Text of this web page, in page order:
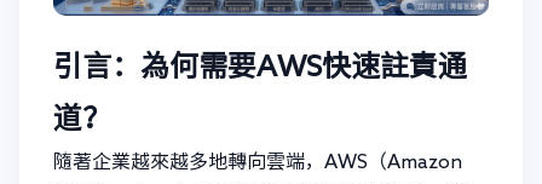
引言：為何需要AWS快速註責通
道？
隨著企業越來越多地轉向雲端，AWS（Amazon